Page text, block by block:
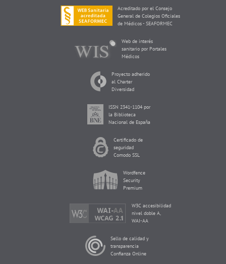
Acreditado por el Consejo
General de Colegios Oficiales
de Médicos - SEAFORMEC
Web de interés
sanitario por Portales
Médicos
Proyecto adherido
al Charter
Diversidad
ISSN 2341-1104 por
la Biblioteca
Nacional de España
Certificado de
seguridad
Comodo SSL
Wordfence
Security
Premium
W3C accesibilidad
nivel doble A,
WAI-AA
Sello de calidad y
transparencia
Confianza Online